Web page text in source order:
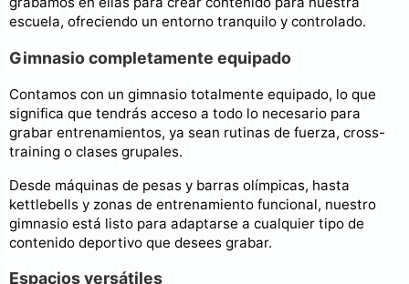
escuela, ofreciendo un entorno tranquilo y controlado.
Gimnasio completamente equipado
Contamos con un gimnasio totalmente equipado, lo que
significa que tendrás acceso a todo lo necesario para
grabar entrenamientos, ya sean rutinas de fuerza, cross-
training o clases grupales.
Desde máquinas de pesas y barras olímpicas, hasta
kettlebells y zonas de entrenamiento funcional, nuestro
gimnasio está listo para adaptarse a cualquier tipo de
contenido deportivo que desees grabar.
Espacios versátiles